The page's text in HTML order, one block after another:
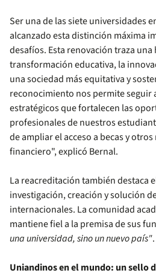
Ser una de las siete universidades
alcanzado esta distinción máxima
desafíos. Esta renovación traza
transformación educativa, la
una sociedad más equitativa y
reconocimiento nos permite seguir
estratégicos que fortalecen las
profesionales de nuestros
de ampliar el acceso a becas y
financiero", explicó Bernal.
La reacreditación también destaca
investigación, creación y solución
internacionales. La comunidad
mantiene fiel a la premisa de sus
una universidad, sino un nuevo país".
Uniandinos en el mundo: un sello